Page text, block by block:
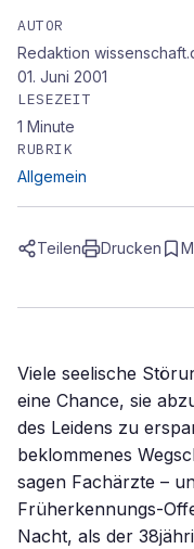
AUTOR
Redaktion
01. Juni 2001
LESEZEIT
1 Minute
RUBRIK
Allgemein
Teilen Drucken
Viele seelische
eine Chance, sie
des Leidens zu
beklommenes
sagen Fachärzte –
Früherkennungs-
Nacht, als der